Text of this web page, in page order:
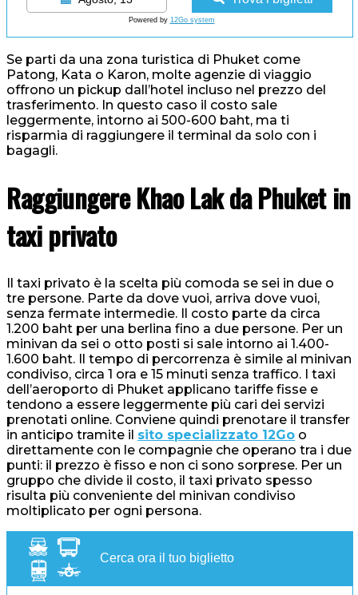
Powered by 12Go system
Se parti da una zona turistica di Phuket come
Patong, Kata o Karon, molte agenzie di viaggio
offrono un pickup dall’hotel incluso nel prezzo del
trasferimento. In questo caso il costo sale
leggermente, intorno ai 500-600 baht, ma ti
risparmia di raggiungere il terminal da solo con i
bagagli.
Raggiungere Khao Lak da Phuket in
taxi privato
Il taxi privato è la scelta più comoda se sei in due o
tre persone. Parte da dove vuoi, arriva dove vuoi,
senza fermate intermedie. Il costo parte da circa
1.200 baht per una berlina fino a due persone. Per un
minivan da sei o otto posti si sale intorno ai 1.400-
1.600 baht. Il tempo di percorrenza è simile al minivan
condiviso, circa 1 ora e 15 minuti senza traffico. I taxi
dell’aeroporto di Phuket applicano tariffe fisse e
tendono a essere leggermente più cari dei servizi
prenotati online. Conviene quindi prenotare il transfer
in anticipo tramite il sito specializzato 12Go o
direttamente con le compagnie che operano tra i due
punti: il prezzo è fisso e non ci sono sorprese. Per un
gruppo che divide il costo, il taxi privato spesso
risulta più conveniente del minivan condiviso
moltiplicato per ogni persona.
Cerca ora il tuo biglietto